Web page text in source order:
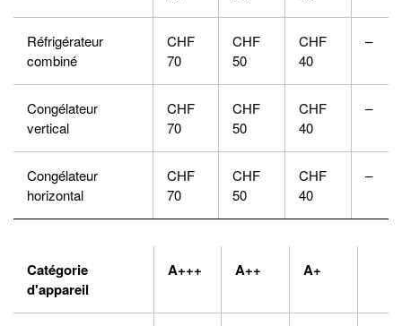
Réfrigérateur
combiné
CHF
70
CHF
50
CHF
40
–
Congélateur
vertical
CHF
70
CHF
50
CHF
40
–
Congélateur
horizontal
CHF
70
CHF
50
CHF
40
–
Catégorie
d'appareil
A+++ A++ A+